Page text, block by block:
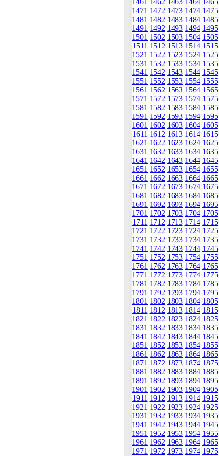
1461 1462 1463 1464 1465
1471 1472 1473 1474 1475
1481 1482 1483 1484 1485
1491 1492 1493 1494 1495
1501 1502 1503 1504 1505
1511 1512 1513 1514 1515
1521 1522 1523 1524 1525
1531 1532 1533 1534 1535
1541 1542 1543 1544 1545
1551 1552 1553 1554 1555
1561 1562 1563 1564 1565
1571 1572 1573 1574 1575
1581 1582 1583 1584 1585
1591 1592 1593 1594 1595
1601 1602 1603 1604 1605
1611 1612 1613 1614 1615
1621 1622 1623 1624 1625
1631 1632 1633 1634 1635
1641 1642 1643 1644 1645
1651 1652 1653 1654 1655
1661 1662 1663 1664 1665
1671 1672 1673 1674 1675
1681 1682 1683 1684 1685
1691 1692 1693 1694 1695
1701 1702 1703 1704 1705
1711 1712 1713 1714 1715
1721 1722 1723 1724 1725
1731 1732 1733 1734 1735
1741 1742 1743 1744 1745
1751 1752 1753 1754 1755
1761 1762 1763 1764 1765
1771 1772 1773 1774 1775
1781 1782 1783 1784 1785
1791 1792 1793 1794 1795
1801 1802 1803 1804 1805
1811 1812 1813 1814 1815
1821 1822 1823 1824 1825
1831 1832 1833 1834 1835
1841 1842 1843 1844 1845
1851 1852 1853 1854 1855
1861 1862 1863 1864 1865
1871 1872 1873 1874 1875
1881 1882 1883 1884 1885
1891 1892 1893 1894 1895
1901 1902 1903 1904 1905
1911 1912 1913 1914 1915
1921 1922 1923 1924 1925
1931 1932 1933 1934 1935
1941 1942 1943 1944 1945
1951 1952 1953 1954 1955
1961 1962 1963 1964 1965
1971 1972 1973 1974 1975